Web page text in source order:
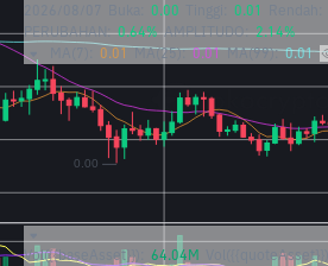
0.00 0.01
PERUBAHAN: 0.64% AMPLITUDO: 2.14%
0.01 MA(25): 0.01 MA(99): 0.01
Vol({{baseAsset}}): 64.04M Vol({{quoteAsset}})